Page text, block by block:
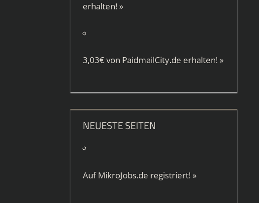
erhalten! »
3,03€ von PaidmailCity.de erhalten! »
NEUESTE SEITEN
AufMikroJobs.de registriert! »